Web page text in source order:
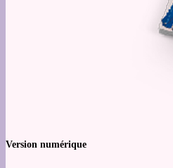
Version numérique